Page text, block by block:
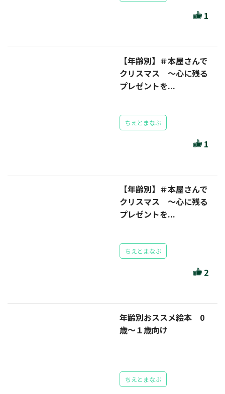
1
【年齢別】＃本屋さんで
クリスマス ～心に残る
プレゼントを...
ちえとまなぶ
1
【年齢別】＃本屋さんで
クリスマス ～心に残る
プレゼントを...
ちえとまなぶ
2
年齢別おススメ絵本 0
歳～１歳向け
ちえとまなぶ